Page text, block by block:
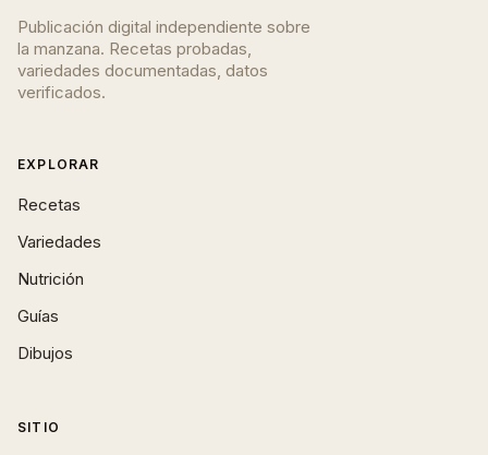
Publicación digital independiente sobre
la manzana. Recetas probadas,
variedades documentadas, datos
verificados.
EXPLORAR
Recetas
Variedades
Nutrición
Guías
Dibujos
SITIO